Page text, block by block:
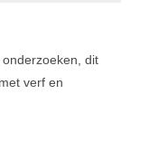
dit
verf en